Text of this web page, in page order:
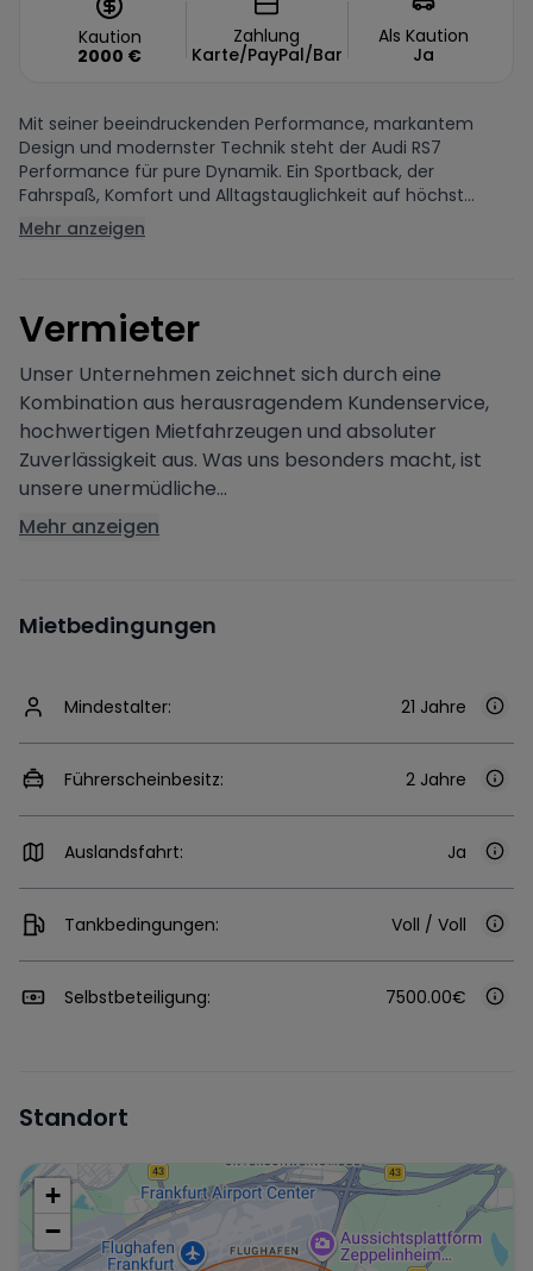
Kaution
2000 €
Zahlung
Karte/PayPal/Bar
Als Kaution
Ja
Mit seiner beeindruckenden Performance, markantem
Design und modernster Technik steht der Audi RS7
Performance für pure Dynamik. Ein Sportback, der
Fahrspaß, Komfort und Alltagstauglichkeit auf höchst...
Mehr anzeigen
Vermieter
Unser Unternehmen zeichnet sich durch eine
Kombination aus herausragendem Kundenservice,
hochwertigen Mietfahrzeugen und absoluter
Zuverlässigkeit aus. Was uns besonders macht, ist
unsere unermüdliche...
Mehr anzeigen
Mietbedingungen
Mindestalter: 21 Jahre
Führerscheinbesitz: 2 Jahre
Auslandsfahrt: Ja
Tankbedingungen: Voll / Voll
Selbstbeteiligung: 7500.00€
Standort
+
−